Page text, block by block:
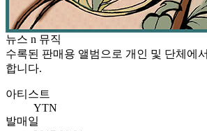
뉴스 n 뮤직
수록된 판매용 앨범으로 개인 및 단체에
합니다.
아티스트
YTN
발매일